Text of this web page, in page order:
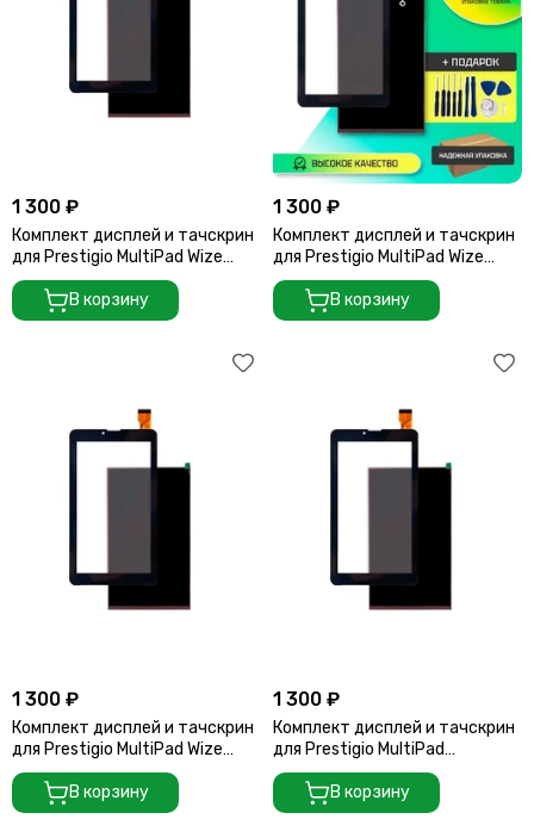
1 300 ₽
Комплект дисплей и тачскрин
для Prestigio MultiPad Wize
3427 3G
В корзину
1 300 ₽
Комплект дисплей и тачскрин
для Prestigio MultiPad Wize
3137 3G
В корзину
1 300 ₽
Комплект дисплей и тачскрин
для Prestigio MultiPad Wize
3317 3G
В корзину
1 300 ₽
Комплект дисплей и тачскрин
для Prestigio MultiPad
PMT3047 3G
В корзину